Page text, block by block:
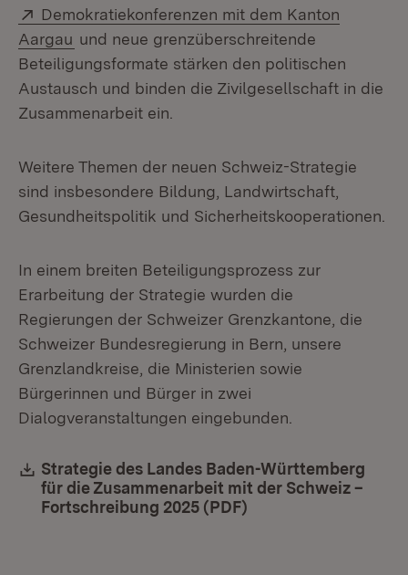
Extern:
Demokratiekonferenzen mit dem Kanton
Aargau (Öffnet in neuem Fenster)
und neue grenzüberschreitende
Beteiligungsformate stärken den politischen
Austausch und binden die Zivilgesellschaft in die
Zusammenarbeit ein.
Weitere Themen der neuen Schweiz-Strategie
sind insbesondere Bildung, Landwirtschaft,
Gesundheitspolitik und Sicherheitskooperationen.
In einem breiten Beteiligungsprozess zur
Erarbeitung der Strategie wurden die
Regierungen der Schweizer Grenzkantone, die
Schweizer Bundesregierung in Bern, unsere
Grenzlandkreise, die Ministerien sowie
Bürgerinnen und Bürger in zwei
Dialogveranstaltungen eingebunden.
Download:
Strategie des Landes Baden-Württemberg
für die Zusammenarbeit mit der Schweiz –
Fortschreibung 2025 (PDF)